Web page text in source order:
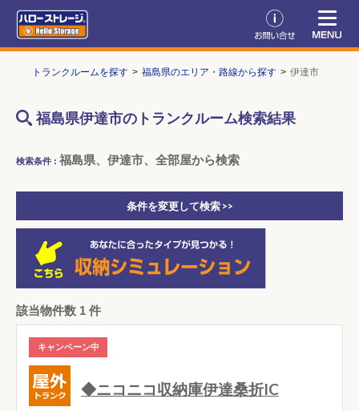
トランクルームを探す 福島県のエリア・路線から探す 伊達市
福島県伊達市のトランクルーム検索結果
検索条件 : 福島県、伊達市、全部屋から検索
条件を変更して検索 >>
該当物件数 1 件
キャンペーン中
◆ニコニコ収納庫伊達桑折IC